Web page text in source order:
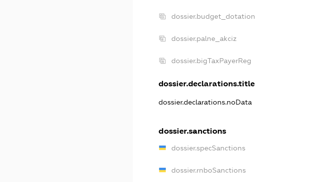
dossier.budget_dotation
dossier.palne_akciz
dossier.bigTaxPayerReg
dossier.declarations.title
dossier.declarations.noData
dossier.sanctions
dossier.specSanctions
dossier.rnboSanctions